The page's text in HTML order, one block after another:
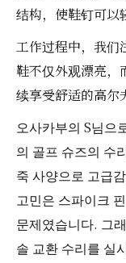
结构，使鞋钉可以
工作过程中，我们
鞋不仅外观漂亮，
续享受舒适的高尔
오사카부의 S님으
의 골프 슈즈의 수
죽 사양으로 고급
고민은 스파이크
문제였습니다. 그
솔 교환 수리를 실